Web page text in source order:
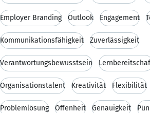
Employer Branding Outlook Engagement
Kommunikationsfähigkeit Zuverlässigkeit
Verantwortungsbewusstsein
Organisationstalent Kreativität Flexibilität
Problemlösung Offenheit Genauigkeit